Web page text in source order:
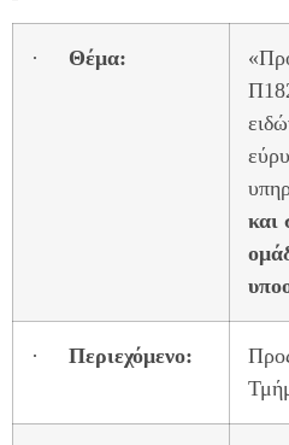
· Θέμα:
και
· Περιεχόμενο: